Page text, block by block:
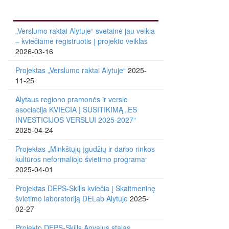
„Verslumo raktai Alytuje“ svetainė jau veikia
– kviečiame registruotis į projekto veiklas
2026-03-16
Projektas „Verslumo raktai Alytuje“ 2025-
11-25
Alytaus regiono pramonės ir verslo
asociacija KVIEČIA Į SUSITIKIMĄ „ES
INVESTICIJOS VERSLUI 2025-2027“
2025-04-24
Projektas „Minkštųjų įgūdžių ir darbo rinkos
kultūros neformaliojo švietimo programa“
2025-04-01
Projektas DEPS-Skills kviečia į Skaitmeninę
švietimo laboratoriją DELab Alytuje 2025-
02-27